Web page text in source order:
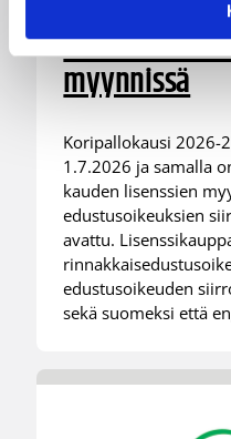
Koriskauden
myynnissä
Koripallokausi 2026-
1.7.2026 ja samalla
kauden lisenssien
edustusoikeuksien
avattu.
edustusoikeuden
sekä suomeksi että